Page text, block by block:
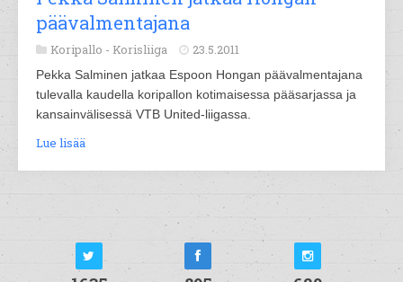
päävalmentajana
Koripallo - Korisliiga 23.5.2011
Pekka Salminen jatkaa Espoon Hongan päävalmentajana
tulevalla kaudella koripallon kotimaisessa pääsarjassa ja
kansainvälisessä VTB United-liigassa.
Lue lisää